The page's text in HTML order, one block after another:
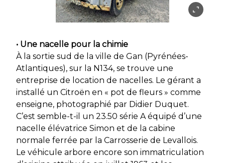
• Une nacelle pour la chimie
À la sortie sud de la ville de Gan (Pyrénées-
Atlantiques), sur la N134, se trouve une
entreprise de location de nacelles. Le gérant a
installé un Citroën en « pot de fleurs » comme
enseigne, photographié par Didier Duquet.
C’est semble-t-il un 23.50 série A équipé d’une
nacelle élévatrice Simon et de la cabine
normale ferrée par la Carrosserie de Levallois.
Le véhicule arbore encore son immatriculation